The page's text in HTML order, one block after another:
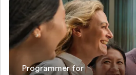
Programmer for